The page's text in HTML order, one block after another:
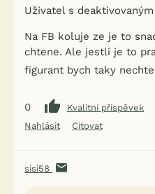
Uživatel s
Na FB koluje ze je to
chtene. Ale jestli je to
figurant bych taky
0
Kvalitní příspěvek
Nahlásit
Citovat
sisi58